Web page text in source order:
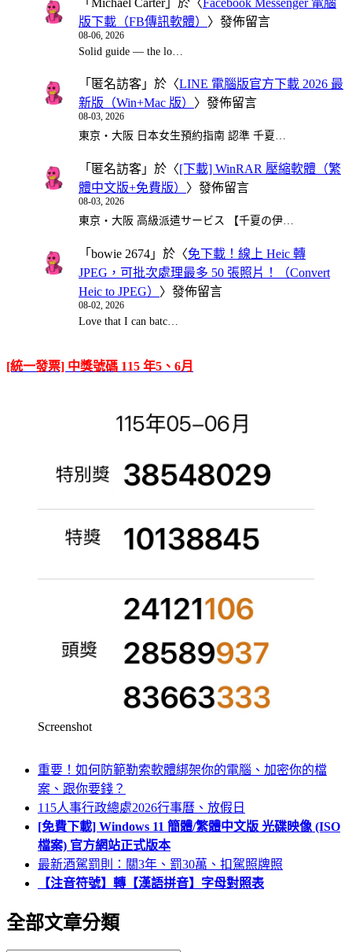
版下載（FB傳訊軟體） 〉發佈留言
08-06, 2026
Solid guide — the lo…
「 匿名訪客 」於〈LINE 電腦版官方下載 2026 最
新版（Win+Mac 版） 〉發佈留言
08-03, 2026
東京・大阪 日本女生預約指南 認準 千夏…
「 匿名訪客 」於〈[下載] WinRAR 壓縮軟體（繁
體中文版+免費版） 〉發佈留言
08-03, 2026
東京・大阪 高級派遣サービス 【千夏の伊…
「 bowie 2674 」於〈免下載！線上 Heic 轉
JPEG，可批次處理最多 50 張照片！（Convert
Heic to JPEG） 〉發佈留言
08-02, 2026
Love that I can batc…
[統一發票] 中獎號碼 115 年5、6月
Screenshot
重要！如何防範勒索軟體綁架你的電腦、加密你的檔
案、跟你要錢？
115人事行政總處2026行事曆、放假日
[免費下載] Windows 11 簡體/繁體中文版 光碟映像 (ISO
檔案) 官方網站正式版本
最新酒駕罰則：關3年、罰30萬、扣駕照牌照
【注音符號】轉【漢語拼音】字母對照表
全部文章分類